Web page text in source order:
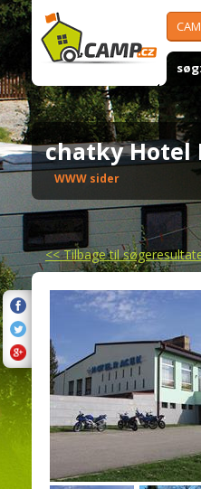
søg:
chatky Hotel
WWW sider
<<Tilbage til